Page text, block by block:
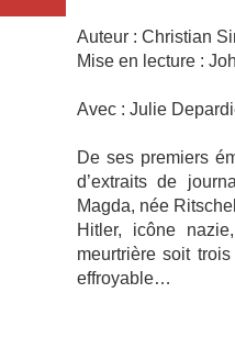
Auteur : Christian
Mise en lecture :
Avec : Julie
De ses premiers
d’extraits de
Magda, née
Hitler, icône
meurtrière soit
effroyable…